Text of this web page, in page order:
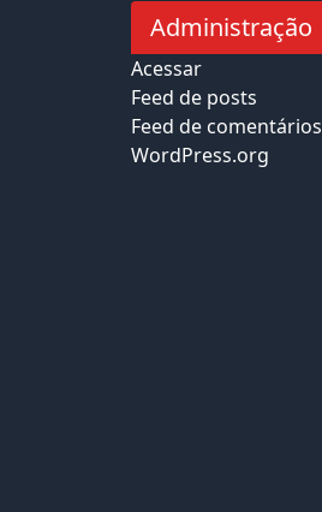
Administração
Acessar
Feed de posts
Feed de comentários
WordPress.org